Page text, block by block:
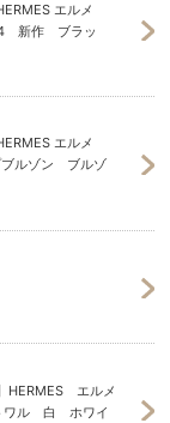
エルメ
新作 ブラッ
エルメ
ルゾン ブルゾ
HERMES エルメ
ワル 白 ホワイ